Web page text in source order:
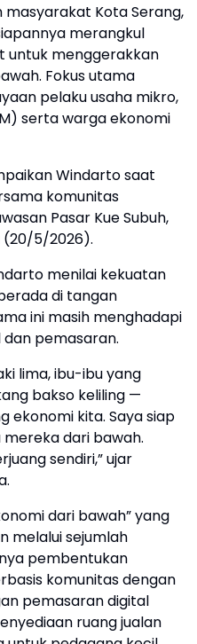
masyarakat Kota Serang,
merangkul
untuk menggerakkan
Fokus utama
pelaku usaha mikro,
serta warga ekonomi
Windarto saat
komunitas
Pasar Kue Subuh,
(20/5/2026).
menilai kekuatan
di tangan
ini masih menghadapi
pemasaran.
lima, ibu-ibu yang
bakso keliling —
ekonomi kita. Saya siap
dari bawah.
sendiri,” ujar
dari bawah” yang
melalui sejumlah
pembentukan
komunitas dengan
pemasaran digital
ruang jualan